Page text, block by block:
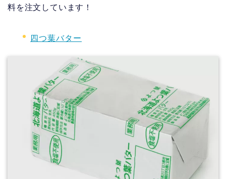
料を注文しています！
四つ葉バター